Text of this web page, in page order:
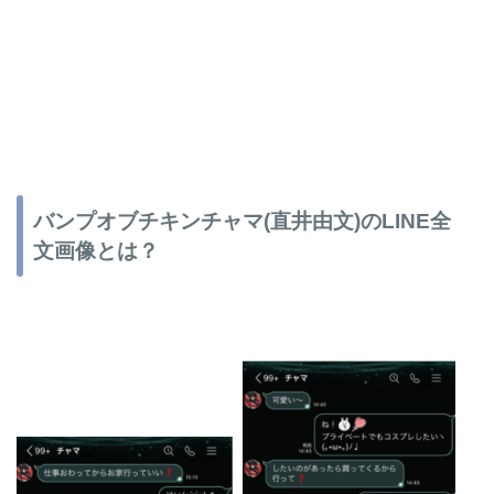
バンプオブチキンチャマ(直井由文)のLINE全
文画像とは？